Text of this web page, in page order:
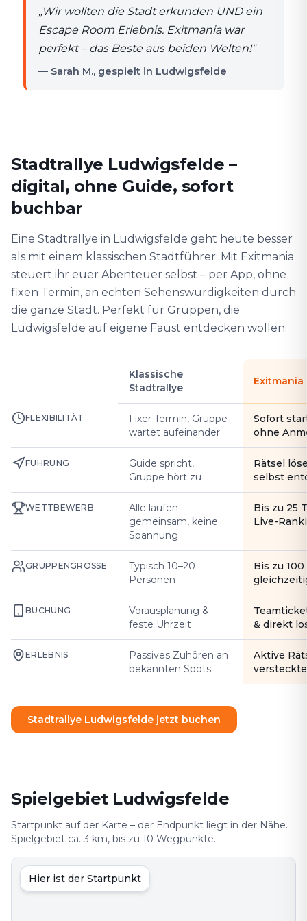
„Wir wollten die Stadt erkunden UND ein
Escape Room Erlebnis. Exitmania war
perfekt – das Beste aus beiden Welten!"
— Sarah M., gespielt in Ludwigsfelde
Stadtrallye Ludwigsfelde –
digital, ohne Guide, sofort
buchbar
Eine Stadtrallye in Ludwigsfelde geht heute besser
als mit einem klassischen Stadtführer: Mit Exitmania
steuert ihr euer Abenteuer selbst – per App, ohne
fixen Termin, an echten Sehenswürdigkeiten durch
die ganze Stadt. Perfekt für Gruppen, die
Ludwigsfelde auf eigene Faust entdecken wollen.
Klassische
Stadtrallye
Exitmania
FLEXIBILITÄT
Fixer Termin, Gruppe
wartet aufeinander
Sofort
ohne
FÜHRUNG
Guide spricht,
Gruppe hört zu
Rätsel
selbst
WETTBEWERB
Alle laufen
gemeinsam, keine
Spannung
Bis zu 25
Live-
GRUPPENGRÖSSE
Typisch 10–20
Personen
Bis zu
BUCHUNG
Vorausplanung &
feste Uhrzeit
& direkt
ERLEBNIS
Passives Zuhören an
bekannten Spots
Aktive
Stadtrallye Ludwigsfelde jetzt buchen
Spielgebiet Ludwigsfelde
Startpunkt auf der Karte – der Endpunkt liegt in der Nähe.
Spielgebiet ca. 3 km, bis zu 10 Wegpunkte.
Hier ist der Startpunkt